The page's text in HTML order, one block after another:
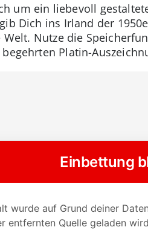
um ein liebevoll
Dich ins Irland der
Nutze die
Platin-